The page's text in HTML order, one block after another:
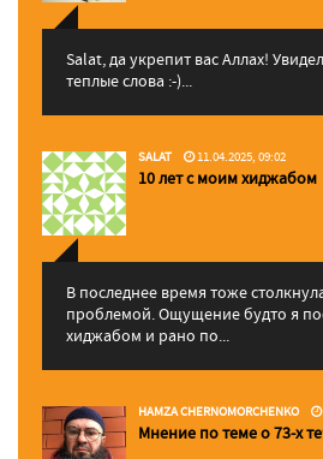
Salat, да укрепит вас Аллаx!
теплые слова :-)...
SALAT 11.04.2025, 09:02
10 лет с моим хиджабом
В последнее время тоже
проблемой. Ощущение будто я
хиджабом и рано по...
HAMZA CHERNOMORCHENKO
Мнение по теме о 73-х